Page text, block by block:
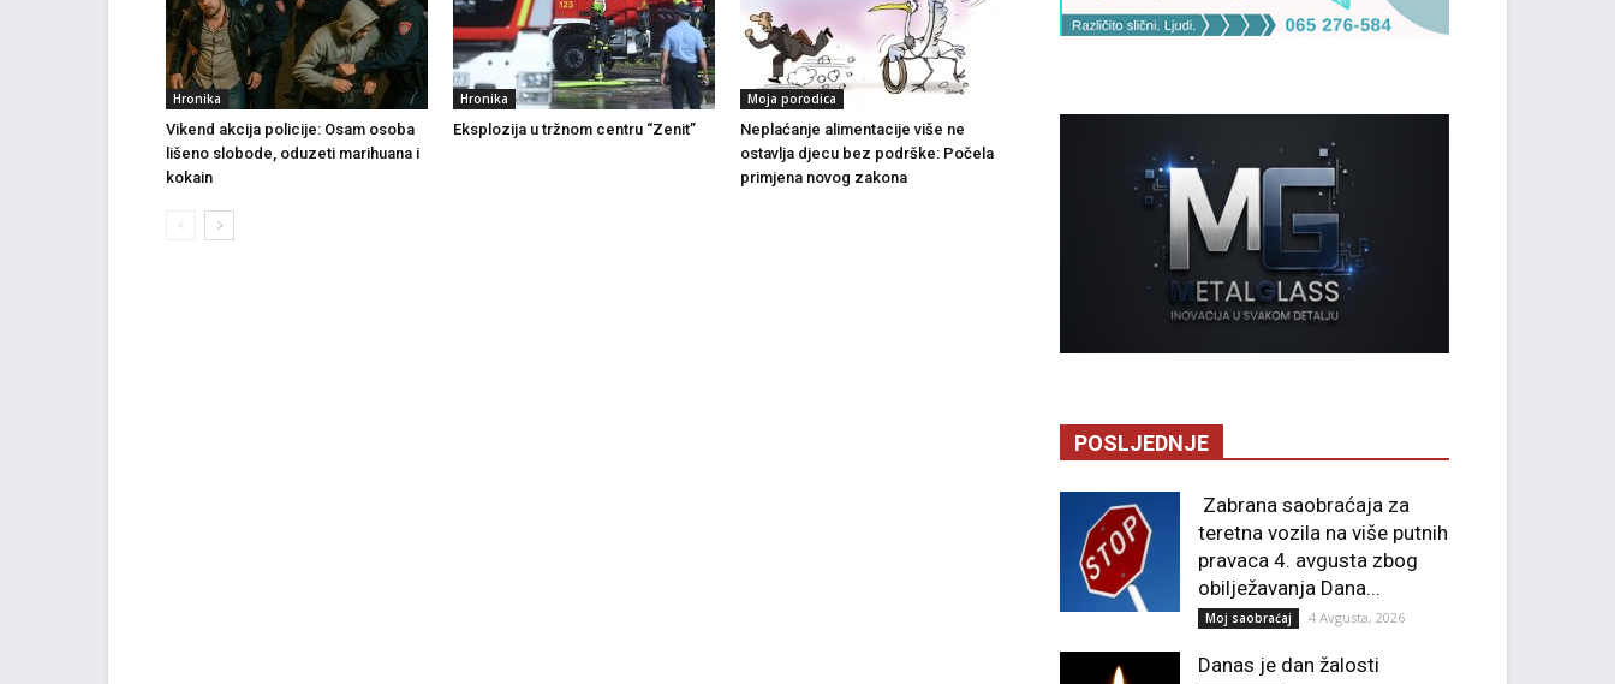
Hronika
Vikend akcija policije: Osam osoba
lišeno slobode, oduzeti marihuana i
kokain
Hronika
Eksplozija u tržnom centru “Zenit”
Moja porodica
Neplaćanje alimentacije više ne
ostavlja djecu bez podrške: Počela
primjena novog zakona
POSLJEDNJE
Zabrana saobraćaja za
teretna vozila na više putnih
pravaca 4. avgusta zbog
obilježavanja Dana...
Moj saobraćaj 4 Avgusta, 2026
Danas je dan žalosti